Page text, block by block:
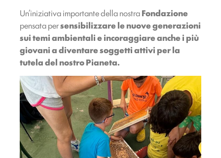
Un’iniziativa importante della nostraFondazione
pensata persensibilizzare le nuove generazioni
sui temi ambientali e incoraggiare anche i più
giovani a diventare soggetti attivi per la
tutela del nostro Pianeta.